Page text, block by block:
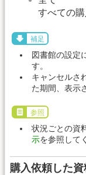
すべての購
補足
図書館の設定
す。
キャンセルさ
た期間、表示
参照
状況ごとの資
示を参照して
購入依頼した